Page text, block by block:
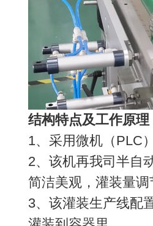
结构特点及工作原理
1、采用微机（PLC
2、该机再我司半自
简洁美观，灌装量
3、该灌装生产线配